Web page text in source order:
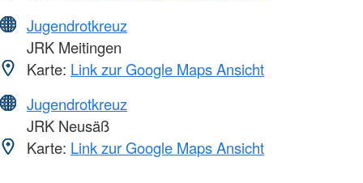
Jugendrotkreuz
JRK Meitingen
Karte: Link zur Google Maps Ansicht
Jugendrotkreuz
JRK Neusäß
Karte: Link zur Google Maps Ansicht